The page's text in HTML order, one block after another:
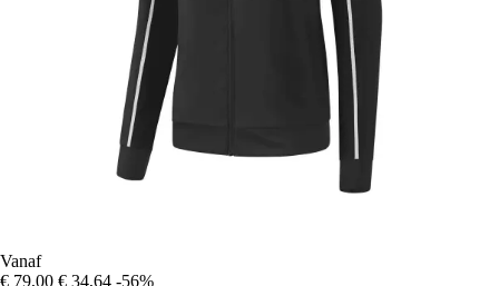
Vanaf
€ 79,00 € 34,64 -56%